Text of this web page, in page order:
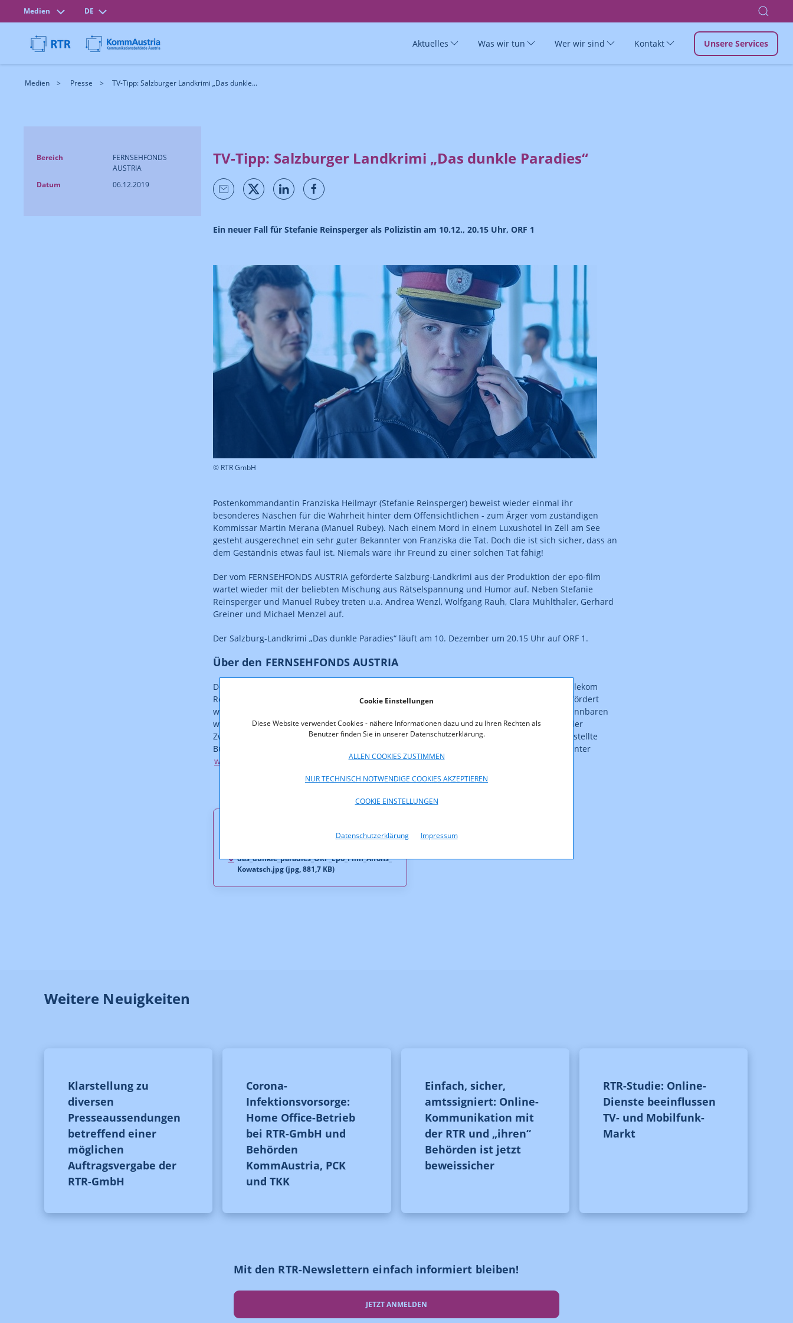
Cookie Einstellungen
Diese Website verwendet Cookies - nähere Informationen dazu und zu Ihren Rechten als
Benutzer finden Sie in unserer Datenschutzerklärung.
ALLEN COOKIES ZUSTIMMEN
NUR TECHNISCH NOTWENDIGE COOKIES AKZEPTIEREN
COOKIE EINSTELLUNGEN
Datenschutzerklärung Impressum
Medien DE
Aktuelles Was wir tun Wer wir sind Kontakt Unsere Services
Medien Presse TV-Tipp: Salzburger Landkrimi „Das dunkle...
Bereich
FERNSEHFONDS
AUSTRIA
Datum
06.12.2019
TV-Tipp: Salzburger Landkrimi „Das dunkle Paradies“
Ein neuer Fall für Stefanie Reinsperger als Polizistin am 10.12., 20.15 Uhr, ORF 1
© RTR GmbH
Postenkommandantin Franziska Heilmayr (Stefanie Reinsperger) beweist wieder einmal ihr
besonderes Näschen für die Wahrheit hinter dem Offensichtlichen - zum Ärger vom zuständigen
Kommissar Martin Merana (Manuel Rubey). Nach einem Mord in einem Luxushotel in Zell am See
gesteht ausgerechnet ein sehr guter Bekannter von Franziska die Tat. Doch die ist sich sicher, dass an
dem Geständnis etwas faul ist. Niemals wäre ihr Freund zu einer solchen Tat fähig!
Der vom FERNSEHFONDS AUSTRIA geförderte Salzburg-Landkrimi aus der Produktion der epo-film
wartet wieder mit der beliebten Mischung aus Rätselspannung und Humor auf. Neben Stefanie
Reinsperger und Manuel Rubey treten u.a. Andrea Wenzl, Wolfgang Rauh, Clara Mühlthaler, Gerhard
Greiner und Michael Menzel auf.
Der Salzburg-Landkrimi „Das dunkle Paradies“ läuft am 10. Dezember um 20.15 Uhr auf ORF 1.
Über den FERNSEHFONDS AUSTRIA
Der FERNSEHFONDS AUSTRIA, eingerichtet beim Fachbereich Medien der Rundfunk und Telekom
Regulierungs-GmbH, ist die größte Förderstelle für Fernsehproduktionen in Österreich. Gefördert
wird die Herstellung von Fernsehfilmen, -serien und -dokumentationen mit einem klar erkennbaren
wirtschaftlichen Österreichbezug von Produktionsunternehmen mit einer Betriebsstätte oder
Zweigniederlassung in Österreich. Das jährlich von der Bundesregierung zur Verfügung gestellte
Budget beträgt 13,5 Mio. Euro. Weitere Informationen über den FERNSEHFONDS AUSTRIA unter
www.fernsehfonds.at
das_dunkle_paradies_ORF_Epo_Film_Alfons_
Kowatsch.jpg (jpg, 881,7 KB)
Weitere Neuigkeiten
Klarstellung zu
diversen
Presseaussendungen
betreffend einer
möglichen
Auftragsvergabe der
RTR-GmbH
Corona-
Infektionsvorsorge:
Home Office-Betrieb
bei RTR-GmbH und
Behörden
KommAustria, PCK
und TKK
Einfach, sicher,
amtssigniert: Online-
Kommunikation mit
der RTR und „ihren“
Behörden ist jetzt
beweissicher
RTR-Studie: Online-
Dienste beeinflussen
TV- und Mobilfunk-
Markt
Mit den RTR-Newslettern einfach informiert bleiben!
JETZT ANMELDEN